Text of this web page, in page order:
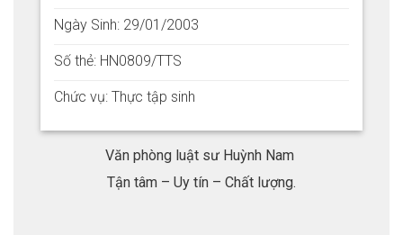
Ngày Sinh: 29/01/2003
Số thẻ: HN0809/TTS
Chức vụ: Thực tập sinh
Văn phòng luật sư Huỳnh Nam
Tận tâm – Uy tín – Chất lượng.